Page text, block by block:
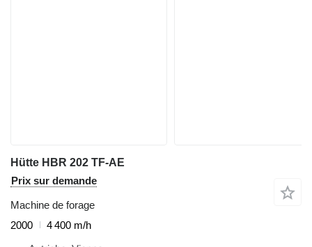
Hütte HBR 202 TF-AE
Prix sur demande
Machine de forage
2000
4 400 m/h